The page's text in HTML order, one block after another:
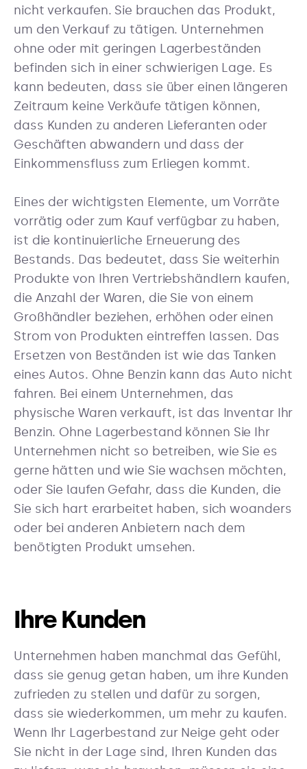
nicht verkaufen. Sie brauchen das Produkt,
um den Verkauf zu tätigen. Unternehmen
ohne oder mit geringen Lagerbeständen
befinden sich in einer schwierigen Lage. Es
kann bedeuten, dass sie über einen längeren
Zeitraum keine Verkäufe tätigen können,
dass Kunden zu anderen Lieferanten oder
Geschäften abwandern und dass der
Einkommensfluss zum Erliegen kommt.
Eines der wichtigsten Elemente, um Vorräte
vorrätig oder zum Kauf verfügbar zu haben,
ist die kontinuierliche Erneuerung des
Bestands. Das bedeutet, dass Sie weiterhin
Produkte von Ihren Vertriebshändlern kaufen,
die Anzahl der Waren, die Sie von einem
Großhändler beziehen, erhöhen oder einen
Strom von Produkten eintreffen lassen. Das
Ersetzen von Beständen ist wie das Tanken
eines Autos. Ohne Benzin kann das Auto nicht
fahren. Bei einem Unternehmen, das
physische Waren verkauft, ist das Inventar Ihr
Benzin. Ohne Lagerbestand können Sie Ihr
Unternehmen nicht so betreiben, wie Sie es
gerne hätten und wie Sie wachsen möchten,
oder Sie laufen Gefahr, dass die Kunden, die
Sie sich hart erarbeitet haben, sich woanders
oder bei anderen Anbietern nach dem
benötigten Produkt umsehen.
Ihre Kunden
Unternehmen haben manchmal das Gefühl,
dass sie genug getan haben, um ihre Kunden
zufrieden zu stellen und dafür zu sorgen,
dass sie wiederkommen, um mehr zu kaufen.
Wenn Ihr Lagerbestand zur Neige geht oder
Sie nicht in der Lage sind, Ihren Kunden das